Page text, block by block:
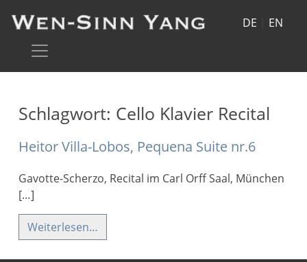
DE EN
Schlagwort: Cello Klavier Recital
Heitor Villa-Lobos, Pequena Suite nr.6
Gavotte-Scherzo, Recital im Carl Orff Saal, München
[…]
Weiterlesen…